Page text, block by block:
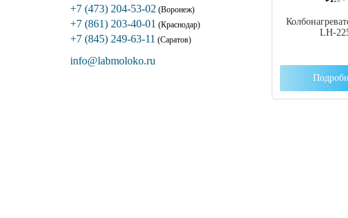
LH-
+7 (473) 204-53-02 (Воронеж)
+7 (861) 203-40-01 (Краснодар)
+7 (845) 249-63-11 (Саратов)
info@labmoloko.ru